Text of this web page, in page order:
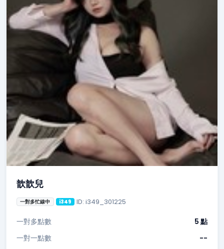
歆歆兒
一對多忙線中 i349 ID: i349_301225
一對多點數
5 點
一對一點數
--